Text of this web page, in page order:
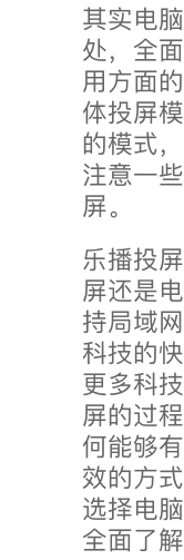
其实电
处，全
用方面
体投屏
的模式
注意一
屏。
乐播投
屏还是
持局域
科技的
更多科
屏的过
何能够
效的方
选择电
全面了